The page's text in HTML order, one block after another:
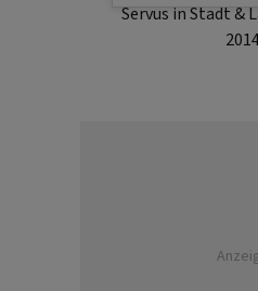
Servus in Stadt &